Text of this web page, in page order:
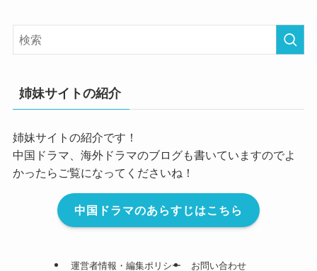
姉妹サイトの紹介
姉妹サイトの紹介です！
中国ドラマ、海外ドラマのブログも書いていますのでよ
かったらご覧になってくださいね！
中国ドラマのあらすじはこちら
運営者情報・編集ポリシー お問い合わせ